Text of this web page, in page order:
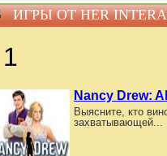
ИГРЫ ОТ HER
1
Nancy Drew:
Выясните, кто
захватывающей...